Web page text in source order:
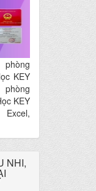
KEY
KEY
tế,
NHI,